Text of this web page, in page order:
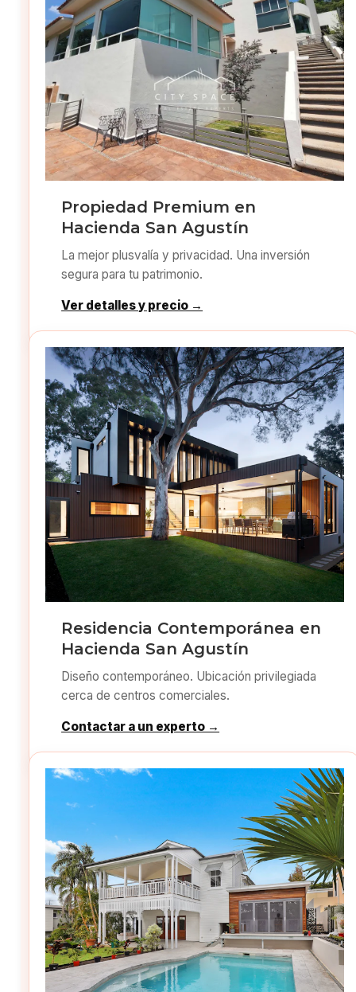
Propiedad Premium en
Hacienda San Agustín
La mejor plusvalía y privacidad. Una inversión
segura para tu patrimonio.
Ver detalles y precio →
Residencia Contemporánea en
Hacienda San Agustín
Diseño contemporáneo. Ubicación privilegiada
cerca de centros comerciales.
Contactar a un experto →